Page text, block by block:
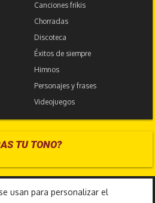
Canciones frikis
Chorradas
Discoteca
Éxitos de siempre
Himnos
Personajes y frases
Videojuegos
TU TONO?
usan para personalizar el